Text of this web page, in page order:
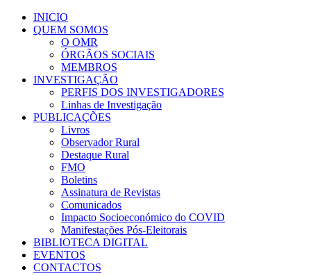
INICIO
QUEM SOMOS
O OMR
ÓRGÃOS SOCIAIS
MEMBROS
INVESTIGAÇÃO
PERFIS DOS INVESTIGADORES
Linhas de Investigação
PUBLICAÇÕES
Livros
Observador Rural
Destaque Rural
FMO
Boletins
Assinatura de Revistas
Comunicados
Impacto Socioeconómico do COVID
Manifestações Pós-Eleitorais
BIBLIOTECA DIGITAL
EVENTOS
CONTACTOS